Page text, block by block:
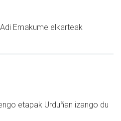
Emakume elkarteak
etapak Urduñan izango du